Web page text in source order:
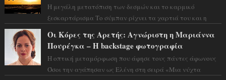
Η μεγάλη μετατόπιση των δεσμών και το καρμικό
ξεσκαρτάρισμα Το σύμπαν ρίχνει τα χαρτιά του και η
Οι Κόρες της Αρετής: Αγνώριστη η Μαριάννα
Πουρέγκα – H backstage φωτογραφία
Η οπτική μεταμόρφωση που άφησε τους πάντες άφωνους
Όσοι την αγάπησαν ως Ελένη στη σειρά «Μια νύχτα